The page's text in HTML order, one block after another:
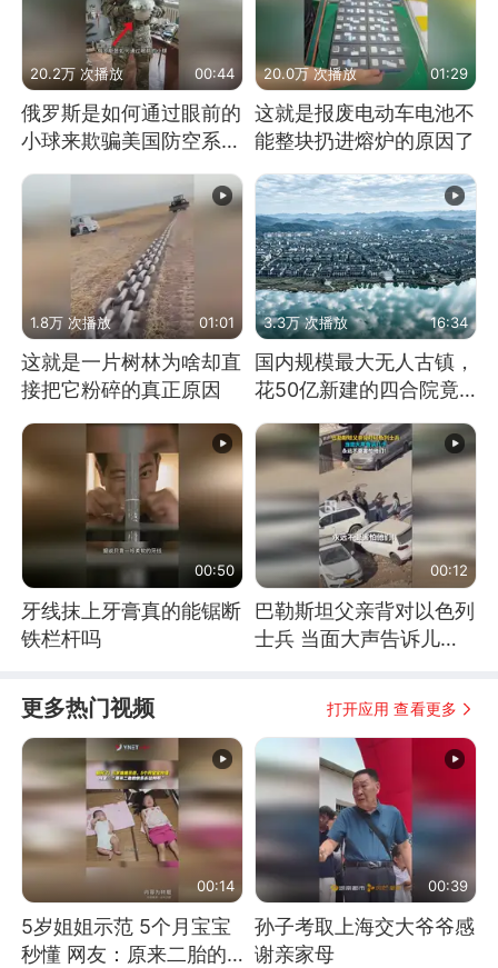
20.2万 次播放 00:44
俄罗斯是如何通过眼前的
小球来欺骗美国防空系统
的
20.0万 次播放 01:29
这就是报废电动车电池不
能整块扔进熔炉的原因了
1.8万 次播放 01:01
这就是一片树林为啥却直
接把它粉碎的真正原因
3.3万 次播放 16:34
国内规模最大无人古镇，
花50亿新建的四合院竟
00:50
牙线抹上牙膏真的能锯断
铁栏杆吗
00:12
巴勒斯坦父亲背对以色列
士兵 当面大声告诉儿
更多热门视频 打开应用 查看更多
00:14
5岁姐姐示范 5个月宝宝
秒懂 网友：原来二胎的
00:39
孙子考取上海交大爷爷感
谢亲家母